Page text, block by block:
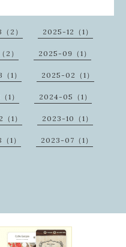
2） 2025-12（1）
2） 2025-09（1）
1） 2025-02（1）
1） 2024-05（1）
1） 2023-10（1）
1） 2023-07（1）